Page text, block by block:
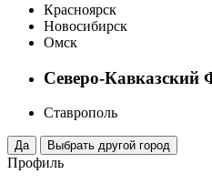
Красноярск
Новосибирск
Омск
Северо-Кавказский
Ставрополь
Профиль